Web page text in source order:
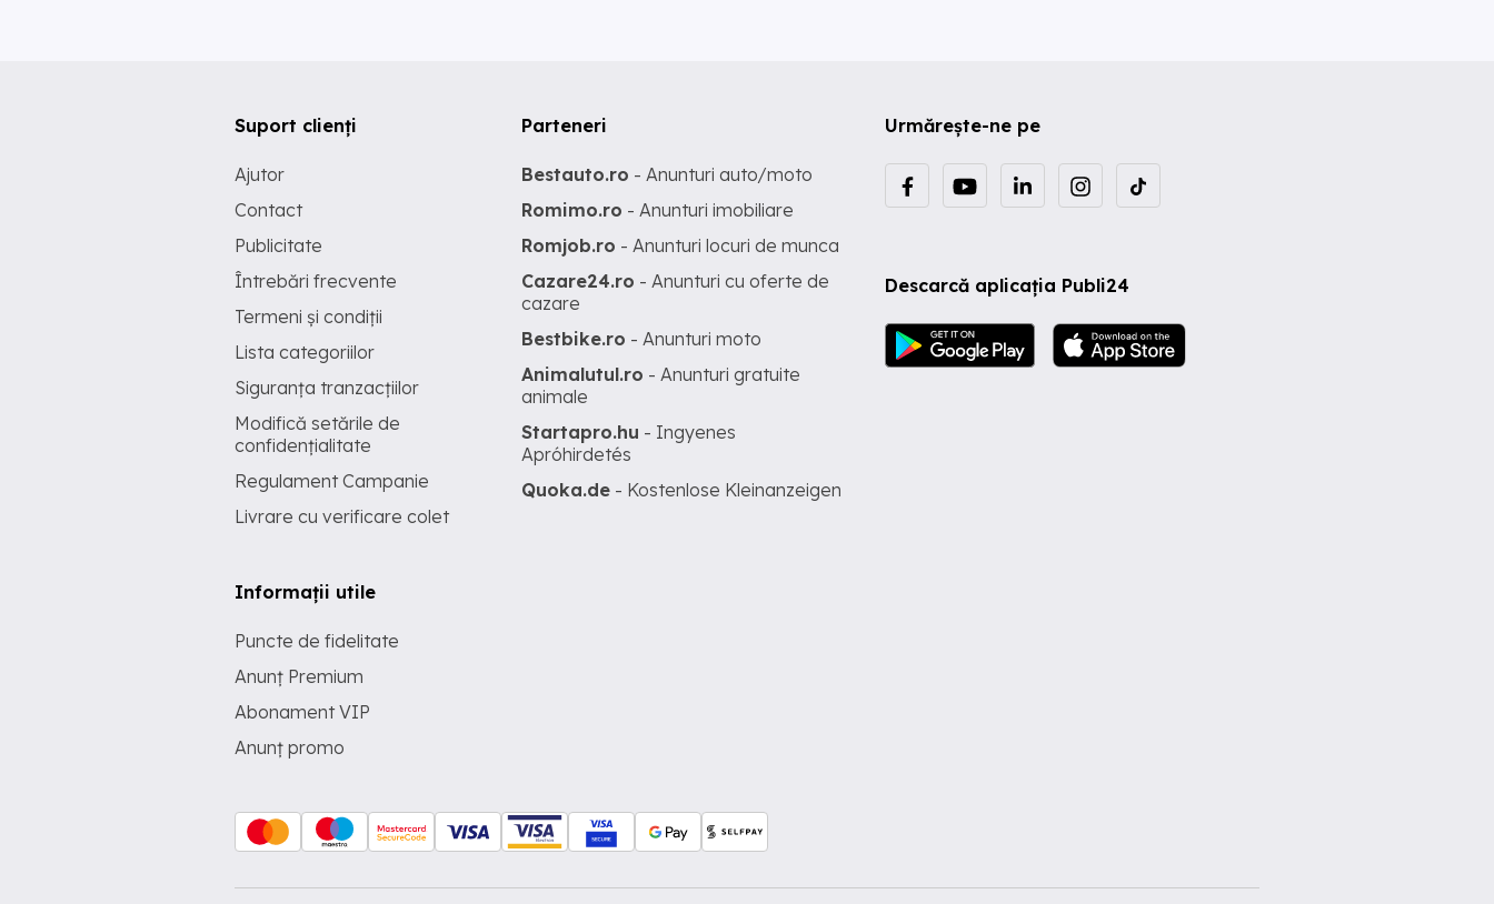
Urmărește-ne pe
Descarcă aplicația Publi24
Suport clienți
Ajutor
Contact
Publicitate
Întrebări frecvente
Termeni și condiții
Lista categoriilor
Siguranța tranzacțiilor
Modifică setările de
confidențialitate
Regulament Campanie
Livrare cu verificare colet
Informații utile
Puncte de fidelitate
Anunț Premium
Abonament VIP
Anunț promo
Parteneri
Bestauto.ro - Anunturi auto/moto
Romimo.ro - Anunturi imobiliare
Romjob.ro - Anunturi locuri de munca
Cazare24.ro - Anunturi cu oferte de
cazare
Bestbike.ro - Anunturi moto
Animalutul.ro - Anunturi gratuite
animale
Startapro.hu - Ingyenes
Apróhirdetés
Quoka.de - Kostenlose Kleinanzeigen